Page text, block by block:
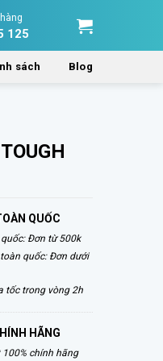
125
sách Blog
QUỐC
Đơn từ 500k
quốc: Đơn dưới
tốc trong vòng 2h
HÃNG
chính hãng